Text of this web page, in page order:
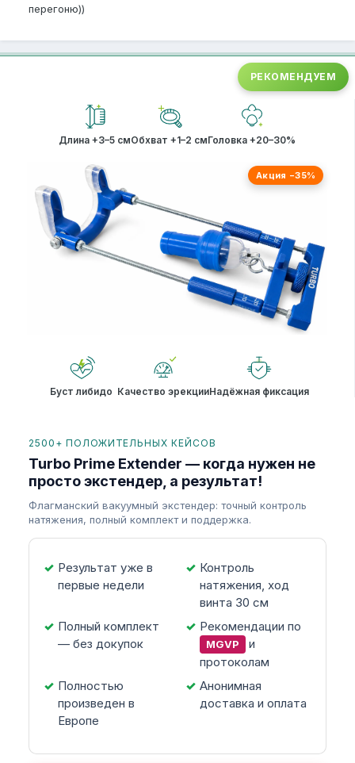
перегоню))
РЕКОМЕНДУЕМ
Длина +3–5 смОбхват +1–2 смГоловка +20–30%
Акция −35%
Буст либидо Качество эрекцииНадёжная фиксация
2500+ ПОЛОЖИТЕЛЬНЫХ КЕЙСОВ
Turbo Prime Extender — когда нужен не
просто экстендер, а результат!
Флагманский вакуумный экстендер: точный контроль
натяжения, полный комплект и поддержка.
Результат уже в
первые недели
Контроль
натяжения, ход
винта 30 см
Полный комплект
— без докупок
Рекомендации по
MGVP
и
протоколам
Полностью
произведен в
Европе
Анонимная
доставка и оплата